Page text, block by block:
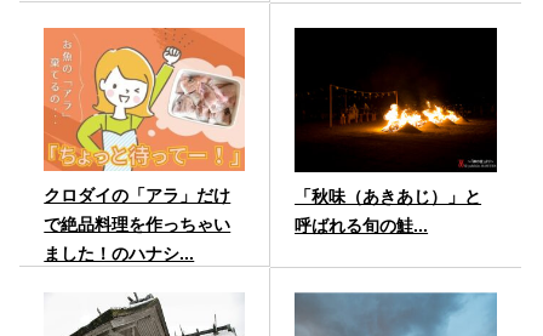
クロダイの「アラ」だけ
で絶品料理を作っちゃい
ました！のハナシ...
「秋味（あきあじ）」と
呼ばれる旬の鮭...